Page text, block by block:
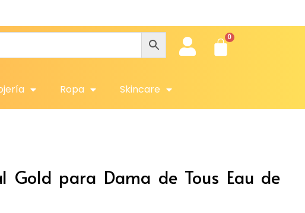
Ropa Skincare
Gold para Dama de Tous Eau de